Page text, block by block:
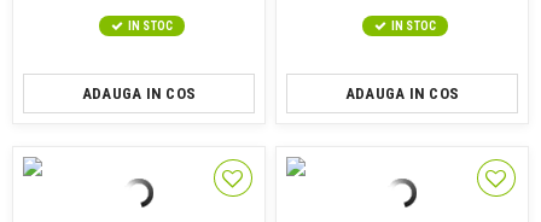
IN STOC
ADAUGA IN COS
IN STOC
ADAUGA IN COS